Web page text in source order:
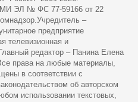
ЭЛ № ФС 77-59166 от 22
–
предприятие
телевизионная и
редактор – Панина Елена
права на любые материалы,
в соответствии с
об авторском
использовании текстовых,